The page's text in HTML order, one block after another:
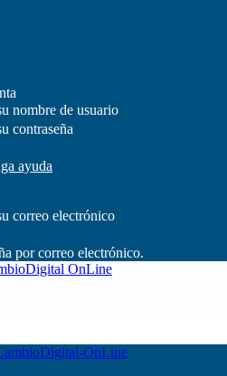
nombre de usuario
contraseña
ayuda
correo electrónico
por correo electrónico.
OnLine